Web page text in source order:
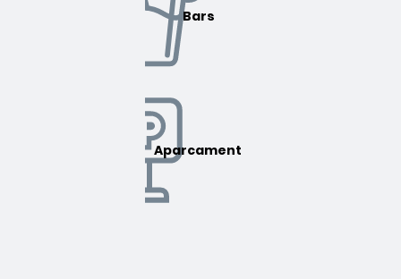
Bars
Aparcament